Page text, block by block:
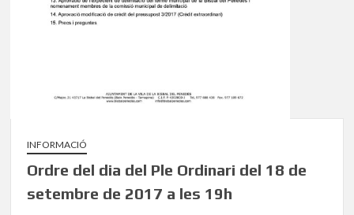
INFORMACIÓ
Ordre del dia del Ple Ordinari del 18 de
setembre de 2017 a les 19h